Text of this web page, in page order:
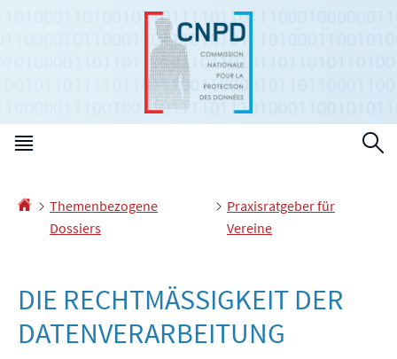
Startseite
Themenbezogene
Dossiers
Praxisratgeber für
Vereine
DIE RECHTMÄSSIGKEIT DER D
ATENVERARBEITUNG